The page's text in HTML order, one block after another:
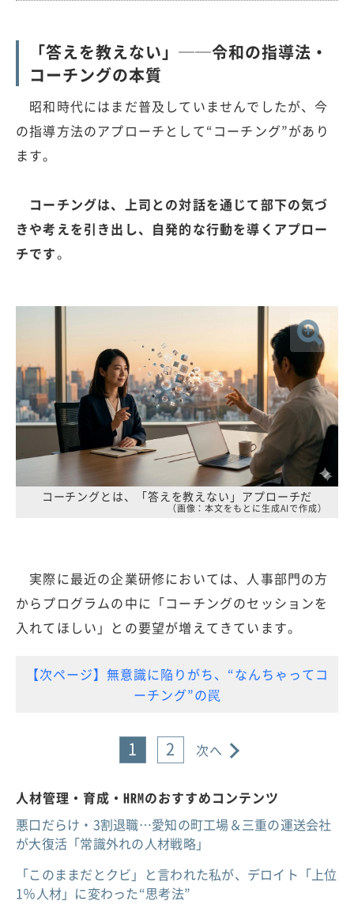
「答えを教えない」──令和の指導法・
コーチングの本質
昭和時代にはまだ普及していませんでしたが、今
の指導方法のアプローチとして“コーチング”があり
ます。
コーチングは、上司との対話を通じて部下の気づ
きや考えを引き出し、自発的な行動を導くアプロー
チです。
コーチングとは、「答えを教えない」アプローチだ
（画像：本文をもとに生成AIで作成）
実際に最近の企業研修においては、人事部門の方
からプログラムの中に「コーチングのセッションを
入れてほしい」との要望が増えてきています。
【次ページ】無意識に陥りがち、“なんちゃってコ
ーチング”の罠
1 2 次へ
人材管理・育成・HRMのおすすめコンテンツ
悪口だらけ・3割退職…愛知の町工場＆三重の運送会社
が大復活「常識外れの人材戦略」
「このままだとクビ」と言われた私が、デロイト「上位
1％人材」に変わった“思考法”